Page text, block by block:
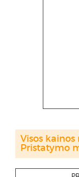
Visos kainos
Pristatymo